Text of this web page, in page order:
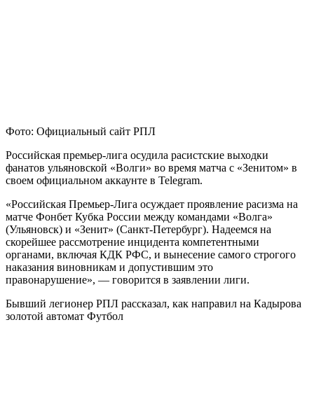
Фото: Официальный сайт РПЛ
Российская премьер-лига осудила расистские выходки
фанатов ульяновской «Волги» во время матча с «Зенитом» в
своем официальном аккаунте в Telegram.
«Российская Премьер-Лига осуждает проявление расизма на
матче Фонбет Кубка России между командами «Волга»
(Ульяновск) и «Зенит» (Санкт-Петербург). Надеемся на
скорейшее рассмотрение инцидента компетентными
органами, включая КДК РФС, и вынесение самого строгого
наказания виновникам и допустившим это
правонарушение», — говорится в заявлении лиги.
Бывший легионер РПЛ рассказал, как направил на Кадырова
золотой автомат Футбол